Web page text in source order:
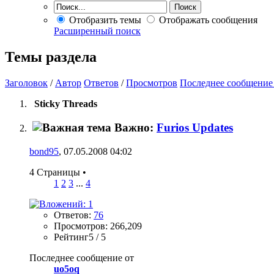
Отобразить темы
Отображать сообщения
Расширенный поиск
Темы раздела
Заголовок / Автор Ответов /Просмотров Последнее сообщение
Sticky Threads
Важно: Furios Updates
bond95, 07.05.2008 04:02
4 Страницы •
1 2 3 ... 4
Ответов: 76
Просмотров: 266,209
Рейтинг5 / 5
Последнее сообщение от
uo5oq